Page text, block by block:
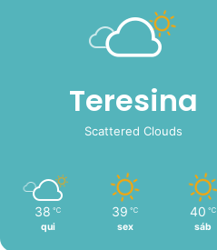
Teresina
Scattered Clouds
38 ℃
qui
39 ℃
sex
40 ℃
sáb